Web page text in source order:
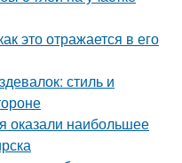
это отражается в его
стиль и
оказали наибольшее